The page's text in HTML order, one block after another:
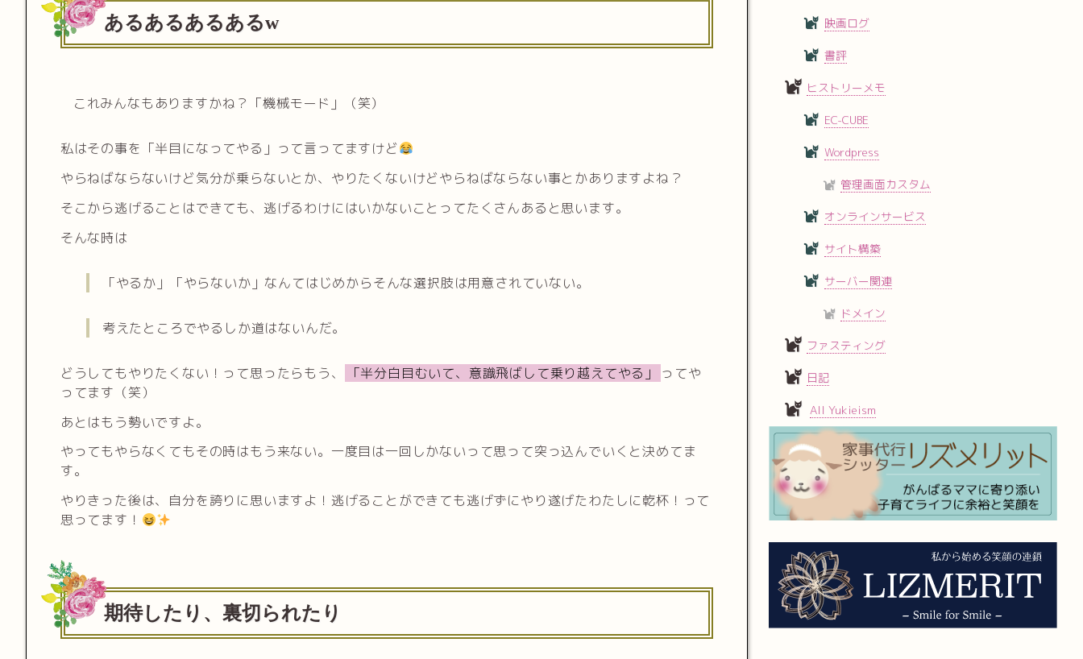
あるあるあるあるw
これみんなもありますかね？「機械モード」（笑）
私はその事を「半目になってやる」って言ってますけど
やらねばならないけど気分が乗らないとか、やりたくないけどやらねばならない事とかありますよね？
そこから逃げることはできても、逃げるわけにはいかないことってたくさんあると思います。
そんな時は
「やるか」「やらないか」なんてはじめからそんな選択肢は用意されていない。
考えたところでやるしか道はないんだ。
どうしてもやりたくない！って思ったらもう、 「半分白目むいて、意識飛ばして乗り越えてやる」
ってや
ってます（笑）
あとはもう勢いですよ。
やってもやらなくてもその時はもう来ない。一度目は一回しかないって思って突っ込んでいくと決めてま
す。
やりきった後は、自分を誇りに思いますよ！逃げることができても逃げずにやり遂げたわたしに乾杯！って
思ってます！
期待したり、裏切られたり
映画ログ
書評
ヒストリーメモ
EC-CUBE
Wordpress
管理画面カスタム
オンラインサービス
サイト構築
サーバー関連
ドメイン
ファスティング
日記
All Yukieism